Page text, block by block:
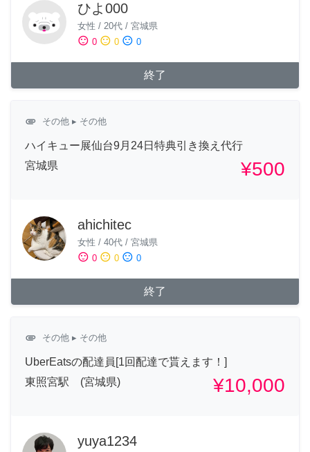
ひよ000
女性 / 20代 / 宮城県
sentiment_satisfied 0 sentiment_neutral 0 sentiment_dissatisfied 0
終了
attachment その他 ▸ その他
ハイキュー展仙台9月24日特典引き換え代行
宮城県
¥500
ahichitec
女性 / 40代 / 宮城県
sentiment_satisfied 0 sentiment_neutral 0 sentiment_dissatisfied 0
終了
attachment その他 ▸ その他
UberEatsの配達員[1回配達で貰えます！]
東照宮駅 (宮城県)
¥10,000
yuya1234